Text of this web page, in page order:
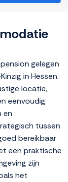
gelegen
in Hessen.
locatie,
eenvoudig
en
tussen
bereikbaar
een praktische
zijn
het